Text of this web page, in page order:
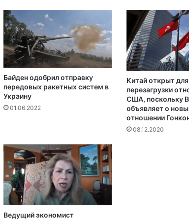
Украина получила
кредита на $880 млн
директоров МВФ
Байден одобрил отправку
передовых ракетных систем в
Украину
01.06.2022
Китай открыт для
перезагрузки
США, поскольку
объявляет о
отношении
08.12.2020
Ведущий экономист